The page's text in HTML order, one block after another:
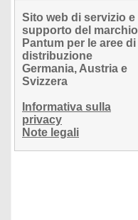
Sito web di servizio e
supporto del marchio
Pantum per le aree di
distribuzione
Germania, Austria e
Svizzera
Informativa sulla
privacy
Note legali